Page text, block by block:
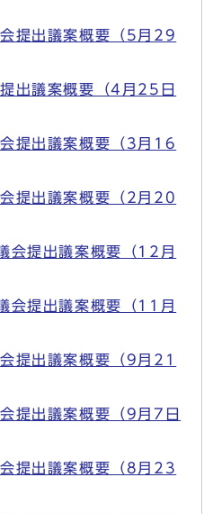
提出議案概要（5月29
出議案概要（4月25日
提出議案概要（3月16
提出議案概要（2月20
会提出議案概要（12月
会提出議案概要（11月
提出議案概要（9月21
提出議案概要（9月7日
提出議案概要（8月23